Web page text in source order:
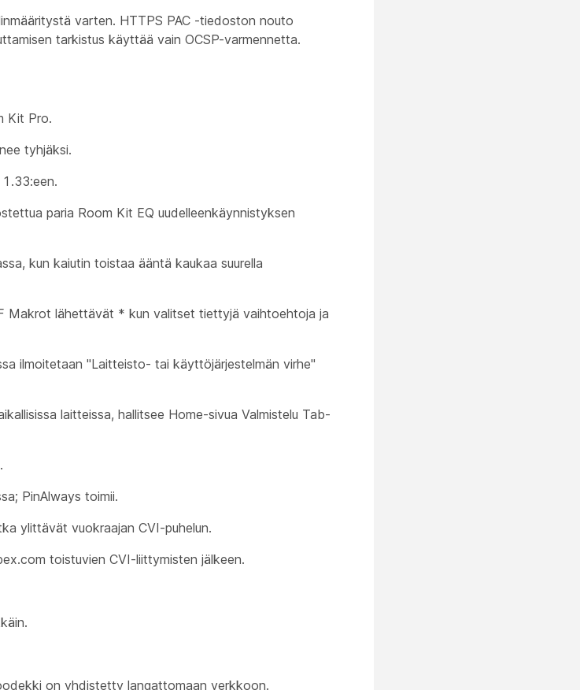
varten. HTTPS PAC -tiedoston nouto
tarkistus käyttää vain OCSP-varmennetta.
Kit Pro.
tyhjäksi.
paria Room Kit EQ uudelleenkäynnistyksen
kun kaiutin toistaa ääntä kaukaa suurella
Makrot lähettävät * kun valitset tiettyjä vaihtoehtoja ja
ilmoitetaan "Laitteisto- tai käyttöjärjestelmän virhe"
laitteissa, hallitsee Home-sivua Valmistelu Tab-
PinAlways toimii.
ylittävät vuokraajan CVI-puhelun.
toistuvien CVI-liittymisten jälkeen.
on yhdistetty langattomaan verkkoon.